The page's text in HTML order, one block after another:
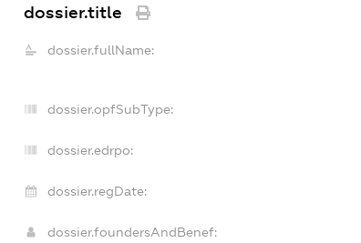
dossier.title
dossier.fullName:
dossier.opfSubType:
dossier.edrpo:
dossier.regDate:
dossier.foundersAndBenef: